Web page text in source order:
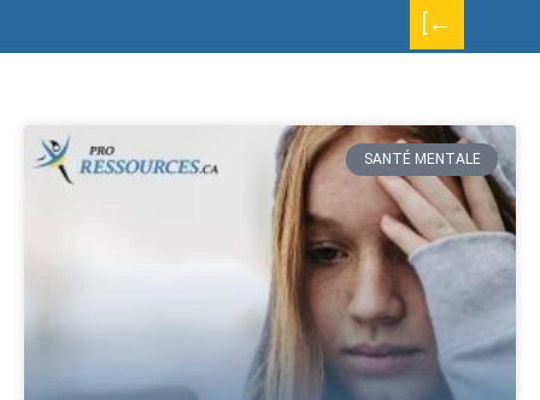
[←
SANTÉ MENTALE